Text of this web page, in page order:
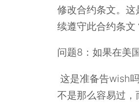
修改合约条文。
续遵守此合约条文
问题8：如果在美
这是准备告wish
不是那么容易过